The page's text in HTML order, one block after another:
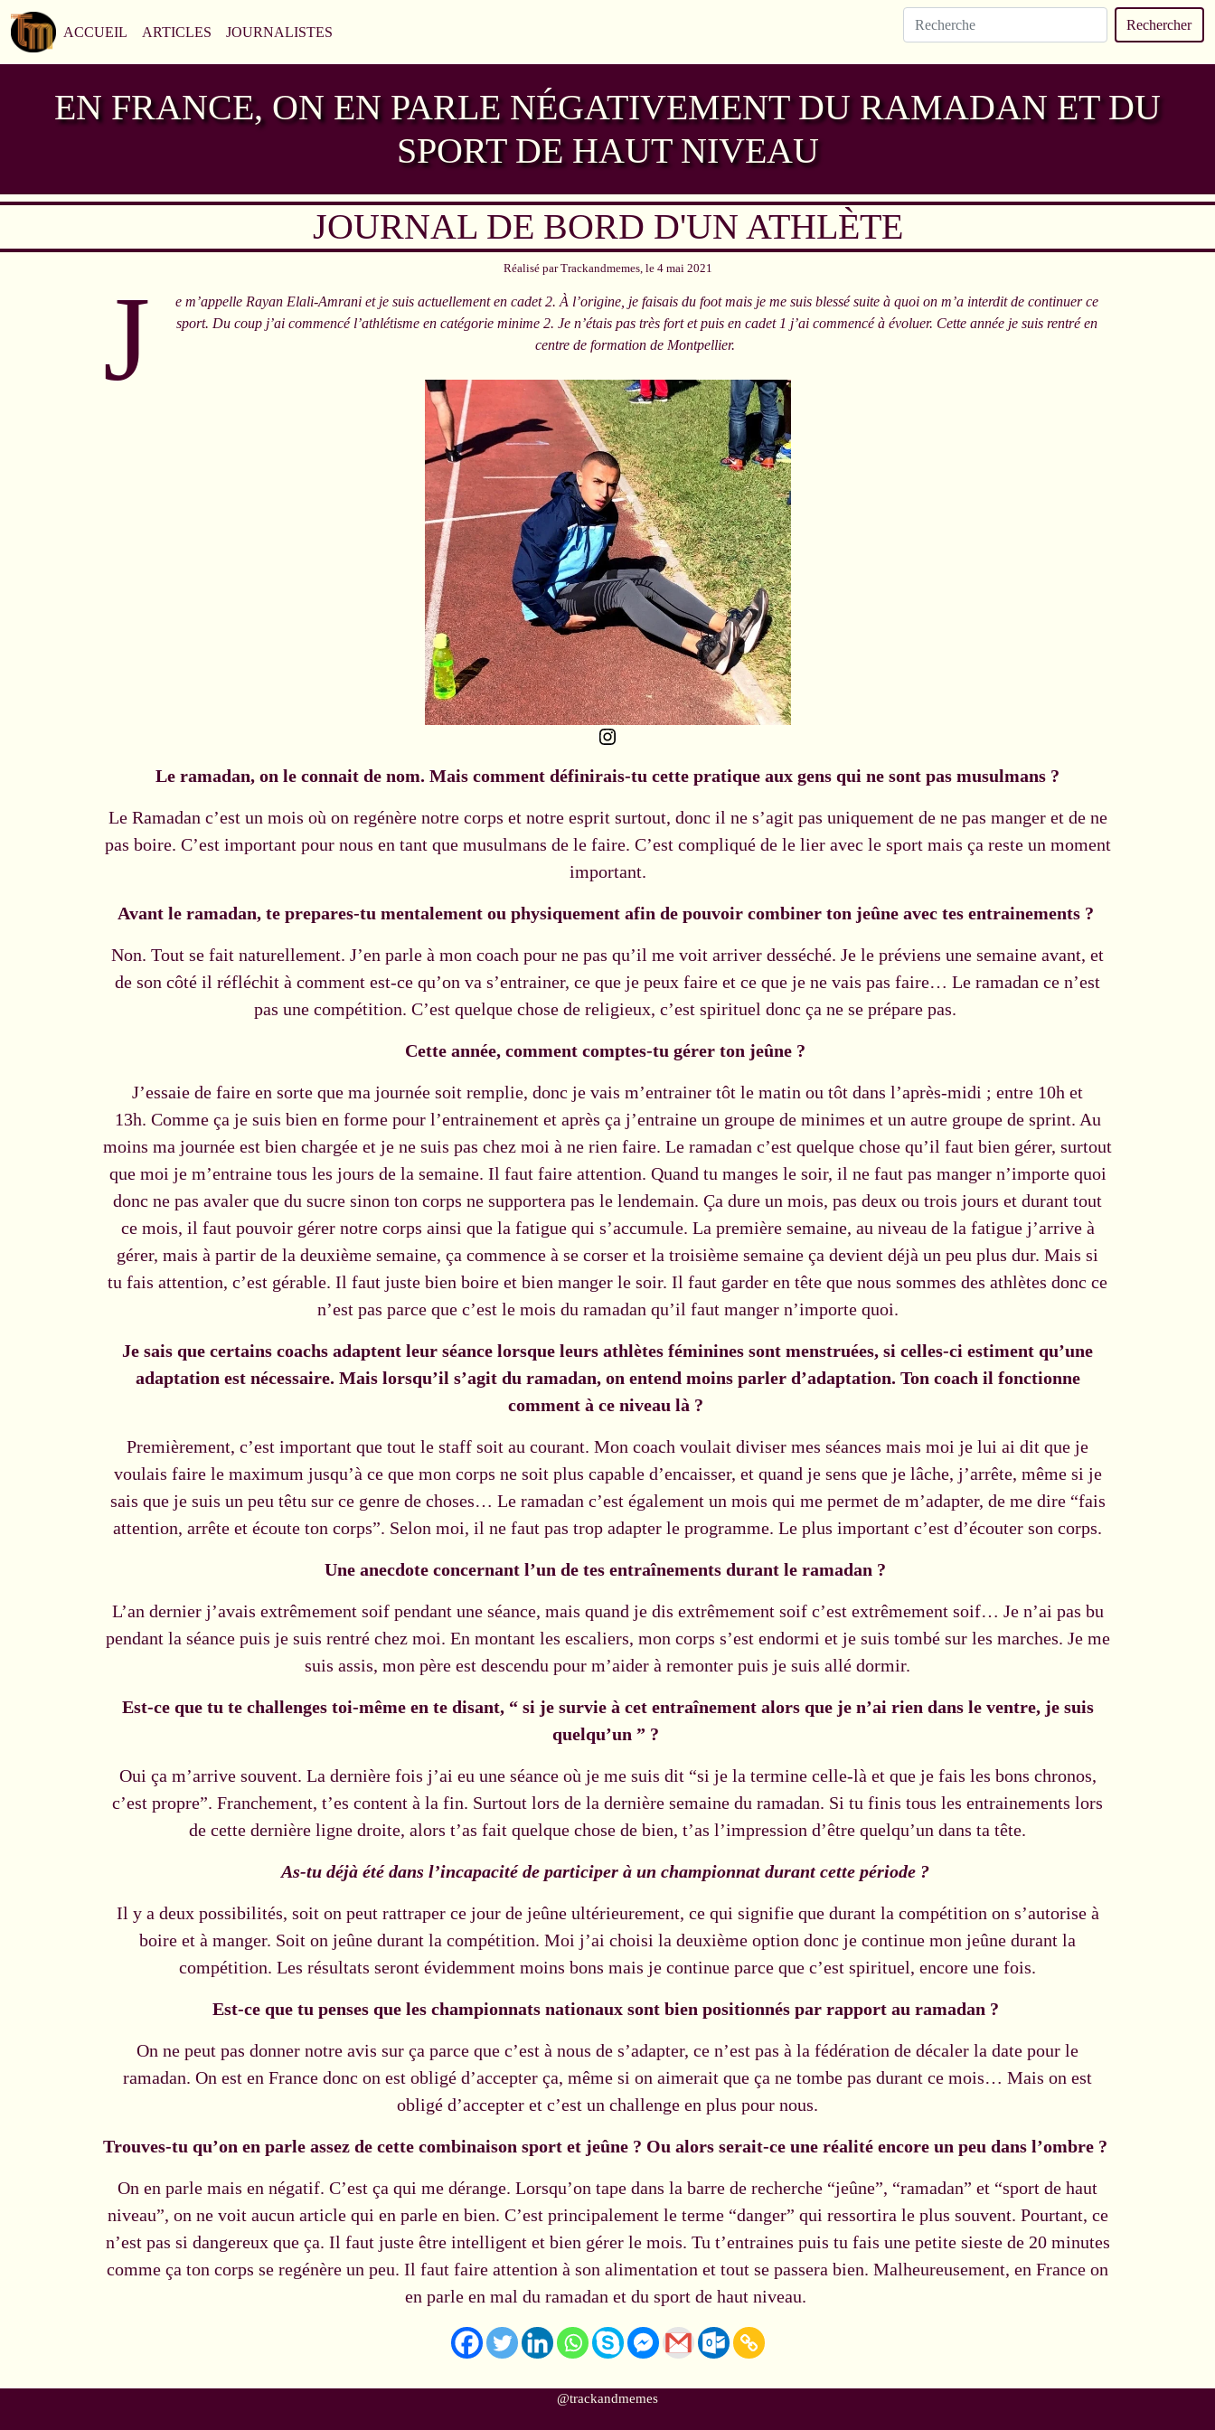
ACCUEIL ARTICLES JOURNALISTES Rechercher
EN FRANCE, ON EN PARLE NÉGATIVEMENT DU RAMADAN ET DU
SPORT DE HAUT NIVEAU
JOURNAL DE BORD D'UN ATHLÈTE
Réalisé par Trackandmemes, le 4 mai 2021
J
e m’appelle Rayan Elali-Amrani et je suis actuellement en cadet 2. À l’origine, je faisais du foot mais je me suis blessé suite à quoi on m’a interdit de continuer ce
sport. Du coup j’ai commencé l’athlétisme en catégorie minime 2. Je n’étais pas très fort et puis en cadet 1 j’ai commencé à évoluer. Cette année je suis rentré en
centre de formation de Montpellier.
Instagram
Le ramadan, on le connait de nom. Mais comment définirais-tu cette pratique aux gens qui ne sont pas musulmans ?
Le Ramadan c’est un mois où on regénère notre corps et notre esprit surtout, donc il ne s’agit pas uniquement de ne pas manger et de ne
pas boire. C’est important pour nous en tant que musulmans de le faire. C’est compliqué de le lier avec le sport mais ça reste un moment
important.
Avant le ramadan, te prepares-tu mentalement ou physiquement afin de pouvoir combiner ton jeûne avec tes entrainements ?
Non. Tout se fait naturellement. J’en parle à mon coach pour ne pas qu’il me voit arriver desséché. Je le préviens une semaine avant, et
de son côté il réfléchit à comment est-ce qu’on va s’entrainer, ce que je peux faire et ce que je ne vais pas faire… Le ramadan ce n’est
pas une compétition. C’est quelque chose de religieux, c’est spirituel donc ça ne se prépare pas.
Cette année, comment comptes-tu gérer ton jeûne ?
J’essaie de faire en sorte que ma journée soit remplie, donc je vais m’entrainer tôt le matin ou tôt dans l’après-midi ; entre 10h et
13h. Comme ça je suis bien en forme pour l’entrainement et après ça j’entraine un groupe de minimes et un autre groupe de sprint. Au
moins ma journée est bien chargée et je ne suis pas chez moi à ne rien faire. Le ramadan c’est quelque chose qu’il faut bien gérer, surtout
que moi je m’entraine tous les jours de la semaine. Il faut faire attention. Quand tu manges le soir, il ne faut pas manger n’importe quoi
donc ne pas avaler que du sucre sinon ton corps ne supportera pas le lendemain. Ça dure un mois, pas deux ou trois jours et durant tout
ce mois, il faut pouvoir gérer notre corps ainsi que la fatigue qui s’accumule. La première semaine, au niveau de la fatigue j’arrive à
gérer, mais à partir de la deuxième semaine, ça commence à se corser et la troisième semaine ça devient déjà un peu plus dur. Mais si
tu fais attention, c’est gérable. Il faut juste bien boire et bien manger le soir. Il faut garder en tête que nous sommes des athlètes donc ce
n’est pas parce que c’est le mois du ramadan qu’il faut manger n’importe quoi.
Je sais que certains coachs adaptent leur séance lorsque leurs athlètes féminines sont menstruées, si celles-ci estiment qu’une
adaptation est nécessaire. Mais lorsqu’il s’agit du ramadan, on entend moins parler d’adaptation. Ton coach il fonctionne
comment à ce niveau là ?
Premièrement, c’est important que tout le staff soit au courant. Mon coach voulait diviser mes séances mais moi je lui ai dit que je
voulais faire le maximum jusqu’à ce que mon corps ne soit plus capable d’encaisser, et quand je sens que je lâche, j’arrête, même si je
sais que je suis un peu têtu sur ce genre de choses… Le ramadan c’est également un mois qui me permet de m’adapter, de me dire “fais
attention, arrête et écoute ton corps”. Selon moi, il ne faut pas trop adapter le programme. Le plus important c’est d’écouter son corps.
Une anecdote concernant l’un de tes entraînements durant le ramadan ?
L’an dernier j’avais extrêmement soif pendant une séance, mais quand je dis extrêmement soif c’est extrêmement soif… Je n’ai pas bu
pendant la séance puis je suis rentré chez moi. En montant les escaliers, mon corps s’est endormi et je suis tombé sur les marches. Je me
suis assis, mon père est descendu pour m’aider à remonter puis je suis allé dormir.
Est-ce que tu te challenges toi-même en te disant, “ si je survie à cet entraînement alors que je n’ai rien dans le ventre, je suis
quelqu’un ” ?
Oui ça m’arrive souvent. La dernière fois j’ai eu une séance où je me suis dit “si je la termine celle-là et que je fais les bons chronos,
c’est propre”. Franchement, t’es content à la fin. Surtout lors de la dernière semaine du ramadan. Si tu finis tous les entrainements lors
de cette dernière ligne droite, alors t’as fait quelque chose de bien, t’as l’impression d’être quelqu’un dans ta tête.
As-tu déjà été dans l’incapacité de participer à un championnat durant cette période ?
Il y a deux possibilités, soit on peut rattraper ce jour de jeûne ultérieurement, ce qui signifie que durant la compétition on s’autorise à
boire et à manger. Soit on jeûne durant la compétition. Moi j’ai choisi la deuxième option donc je continue mon jeûne durant la
compétition. Les résultats seront évidemment moins bons mais je continue parce que c’est spirituel, encore une fois.
Est-ce que tu penses que les championnats nationaux sont bien positionnés par rapport au ramadan ?
On ne peut pas donner notre avis sur ça parce que c’est à nous de s’adapter, ce n’est pas à la fédération de décaler la date pour le
ramadan. On est en France donc on est obligé d’accepter ça, même si on aimerait que ça ne tombe pas durant ce mois… Mais on est
obligé d’accepter et c’est un challenge en plus pour nous.
Trouves-tu qu’on en parle assez de cette combinaison sport et jeûne ? Ou alors serait-ce une réalité encore un peu dans l’ombre ?
On en parle mais en négatif. C’est ça qui me dérange. Lorsqu’on tape dans la barre de recherche “jeûne”, “ramadan” et “sport de haut
niveau”, on ne voit aucun article qui en parle en bien. C’est principalement le terme “danger” qui ressortira le plus souvent. Pourtant, ce
n’est pas si dangereux que ça. Il faut juste être intelligent et bien gérer le mois. Tu t’entraines puis tu fais une petite sieste de 20 minutes
comme ça ton corps se regénère un peu. Il faut faire attention à son alimentation et tout se passera bien. Malheureusement, en France on
en parle en mal du ramadan et du sport de haut niveau.
@trackandmemes